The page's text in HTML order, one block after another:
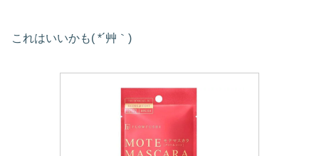
これはいいかも( *´艸｀)